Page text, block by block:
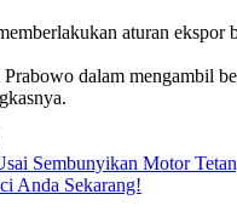
aturan
dalam mengambil
Sembunyikan Motor
Anda Sekarang!